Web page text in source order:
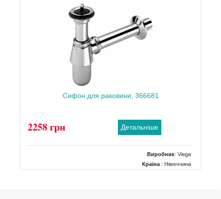
Сифон для раковини, 366681
2258 грн Детальніше
Виробник: Viega
Країна : Німеччина